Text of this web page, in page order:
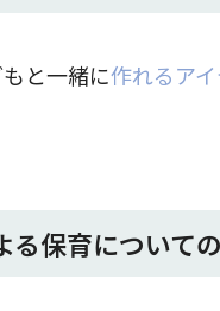
と一緒に作れるア
る保育について